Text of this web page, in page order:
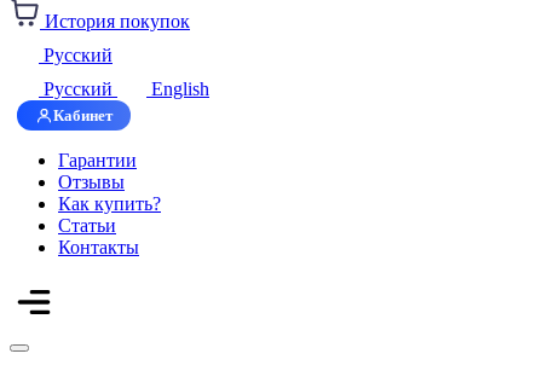
История покупок
Русский
Русский
English
Кабинет
Гарантии
Отзывы
Как купить?
Статьи
Контакты